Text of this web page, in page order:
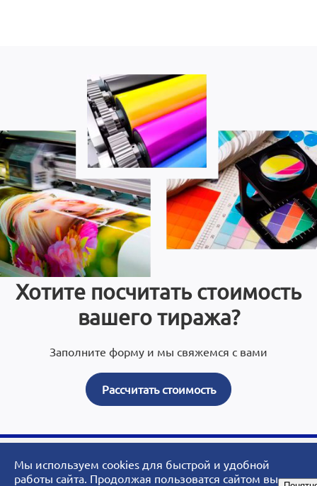
Хотите посчитать стоимость
вашего тиража?
Заполните форму и мы свяжемся с вами
Рассчитать стоимость
© 2007 - 2026 ArtoPrint.RU|«АртоПринт» - типография, рекламное
Мы используем cookies для быстрой и удобной
работы сайта. Продолжая пользоватся сайтом вы